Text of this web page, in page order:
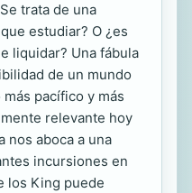
trata de una
estudiar? O ¿es
liquidar? Una fábula
de un mundo
pacífico y más
relevante hoy
nos aboca a una
incursiones en
los King puede